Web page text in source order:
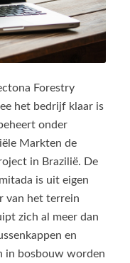
Forestry
het bedrijf klaar is
onder
Markten de
in Brazilië. De
is uit eigen
van het terrein
zich al meer dan
en
in bosbouw worden